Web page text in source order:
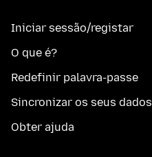
Iniciar sessão/registar
O que é?
Redefinir palavra-passe
Sincronizar os seus dados
Obter ajuda